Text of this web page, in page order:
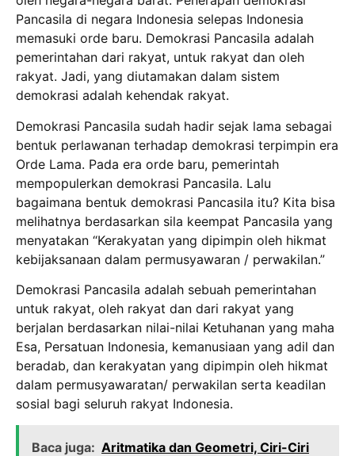
Pancasila di negara Indonesia selepas Indonesia
memasuki orde baru. Demokrasi Pancasila adalah
pemerintahan dari rakyat, untuk rakyat dan oleh
rakyat. Jadi, yang diutamakan dalam sistem
demokrasi adalah kehendak rakyat.
Demokrasi Pancasila sudah hadir sejak lama sebagai
bentuk perlawanan terhadap demokrasi terpimpin era
Orde Lama. Pada era orde baru, pemerintah
mempopulerkan demokrasi Pancasila. Lalu
bagaimana bentuk demokrasi Pancasila itu? Kita bisa
melihatnya berdasarkan sila keempat Pancasila yang
menyatakan “Kerakyatan yang dipimpin oleh hikmat
kebijaksanaan dalam permusyawaran / perwakilan.”
Demokrasi Pancasila adalah sebuah pemerintahan
untuk rakyat, oleh rakyat dan dari rakyat yang
berjalan berdasarkan nilai-nilai Ketuhanan yang maha
Esa, Persatuan Indonesia, kemanusiaan yang adil dan
beradab, dan kerakyatan yang dipimpin oleh hikmat
dalam permusyawaratan/ perwakilan serta keadilan
sosial bagi seluruh rakyat Indonesia.
Baca juga: Aritmatika dan Geometri, Ciri-Ciri